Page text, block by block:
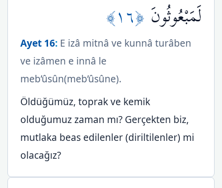
لَمَبْعُوثُونَ ﴿١٦﴾
Ayet 16: E izâ mitnâ ve kunnâ turâben
ve izâmen e innâ le
meb’ûsûn(meb’ûsûne).
Öldüğümüz, toprak ve kemik
olduğumuz zaman mı? Gerçekten biz,
mutlaka beas edilenler (diriltilenler) mi
olacağız?